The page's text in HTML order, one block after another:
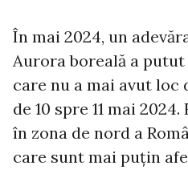
În mai 2024, un
Aurora boreală a
care nu a mai avut loc
de 10 spre 11 mai
în zona de nord a
care sunt mai puțin